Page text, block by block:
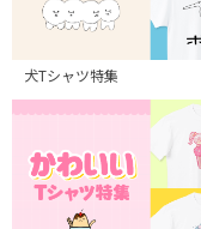
犬Tシャツ特集